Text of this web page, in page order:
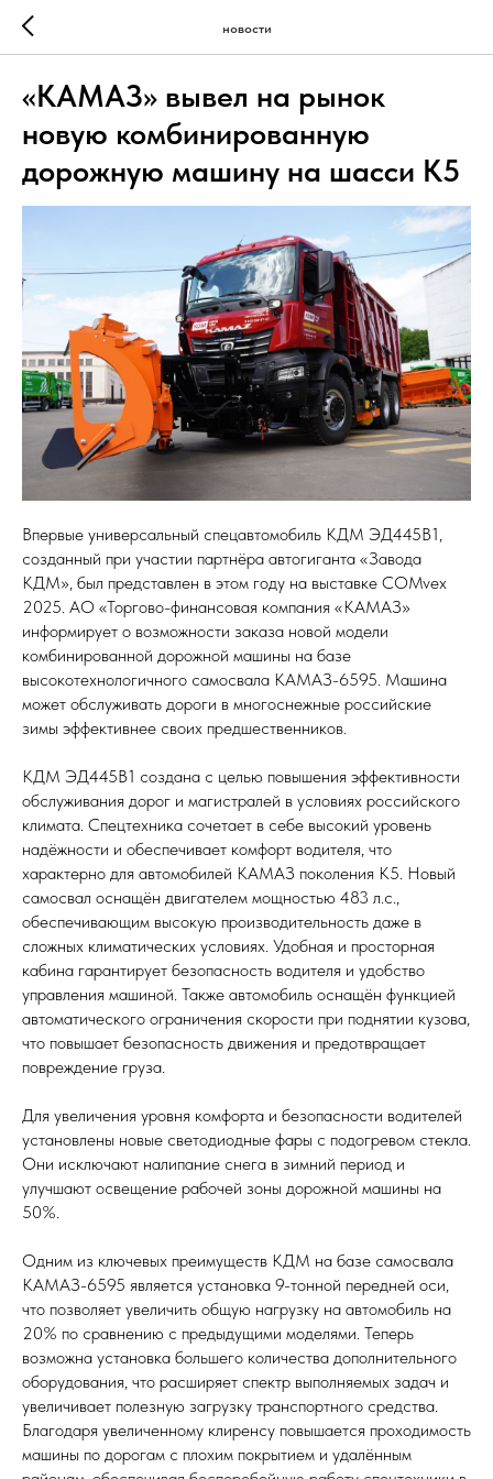
новости
«КАМАЗ» вывел на рынок
новую комбинированную
дорожную машину на шасси К5
Впервые универсальный спецавтомобиль КДМ ЭД445В1,
созданный при участии партнёра автогиганта «Завода
КДМ», был представлен в этом году на выставке COMvex
2025. АО «Торгово-финансовая компания «КАМАЗ»
информирует о возможности заказа новой модели
комбинированной дорожной машины на базе
высокотехнологичного самосвала KAMAЗ-6595. Машина
может обслуживать дороги в многоснежные российские
зимы эффективнее своих предшественников.
КДМ ЭД445В1 создана с целью повышения эффективности
обслуживания дорог и магистралей в условиях российского
климата. Спецтехника сочетает в себе высокий уровень
надёжности и обеспечивает комфорт водителя, что
характерно для автомобилей КАМАЗ поколения К5. Новый
самосвал оснащён двигателем мощностью 483 л.с.,
обеспечивающим высокую производительность даже в
сложных климатических условиях. Удобная и просторная
кабина гарантирует безопасность водителя и удобство
управления машиной. Также автомобиль оснащён функцией
автоматического ограничения скорости при поднятии кузова,
что повышает безопасность движения и предотвращает
повреждение груза.
Для увеличения уровня комфорта и безопасности водителей
установлены новые светодиодные фары с подогревом стекла.
Они исключают налипание снега в зимний период и
улучшают освещение рабочей зоны дорожной машины на
50%.
Одним из ключевых преимуществ КДМ на базе самосвала
КАМАЗ-6595 является установка 9-тонной передней оси,
что позволяет увеличить общую нагрузку на автомобиль на
20% по сравнению с предыдущими моделями. Теперь
возможна установка большего количества дополнительного
оборудования, что расширяет спектр выполняемых задач и
увеличивает полезную загрузку транспортного средства.
Благодаря увеличенному клиренсу повышается проходимость
машины по дорогам с плохим покрытием и удалённым